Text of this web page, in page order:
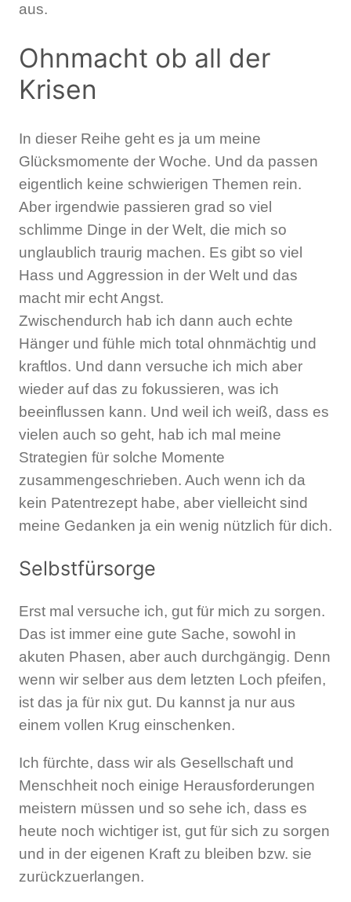
aus.
Ohnmacht ob all der
Krisen
In dieser Reihe geht es ja um meine
Glücksmomente der Woche. Und da passen
eigentlich keine schwierigen Themen rein.
Aber irgendwie passieren grad so viel
schlimme Dinge in der Welt, die mich so
unglaublich traurig machen. Es gibt so viel
Hass und Aggression in der Welt und das
macht mir echt Angst.
Zwischendurch hab ich dann auch echte
Hänger und fühle mich total ohnmächtig und
kraftlos. Und dann versuche ich mich aber
wieder auf das zu fokussieren, was ich
beeinflussen kann. Und weil ich weiß, dass es
vielen auch so geht, hab ich mal meine
Strategien für solche Momente
zusammengeschrieben. Auch wenn ich da
kein Patentrezept habe, aber vielleicht sind
meine Gedanken ja ein wenig nützlich für dich.
Selbstfürsorge
Erst mal versuche ich, gut für mich zu sorgen.
Das ist immer eine gute Sache, sowohl in
akuten Phasen, aber auch durchgängig. Denn
wenn wir selber aus dem letzten Loch pfeifen,
ist das ja für nix gut. Du kannst ja nur aus
einem vollen Krug einschenken.
Ich fürchte, dass wir als Gesellschaft und
Menschheit noch einige Herausforderungen
meistern müssen und so sehe ich, dass es
heute noch wichtiger ist, gut für sich zu sorgen
und in der eigenen Kraft zu bleiben bzw. sie
zurückzuerlangen.